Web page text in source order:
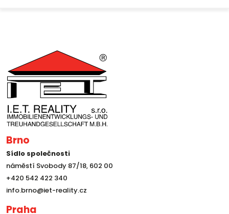
Brno
Sídlo společnosti
náměstí Svobody 87/18, 602 00
+420 542 422 340
info.brno@iet-reality.cz
Praha